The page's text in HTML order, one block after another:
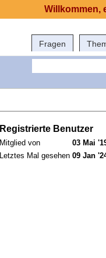
Fragen
Registrierte Benutzer
Mitglied von
03 Mai
Letztes Mal gesehen 09 Jan
Willkommen,